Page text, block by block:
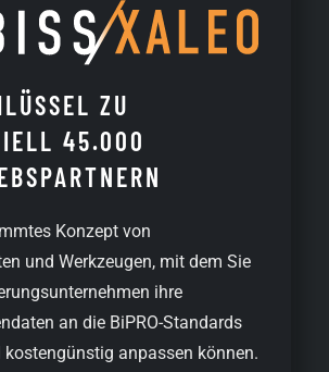
ZU
45.000
Konzept von
und Werkzeugen, mit dem Sie
ihre
an die BiPRO-Standards
anpassen können.